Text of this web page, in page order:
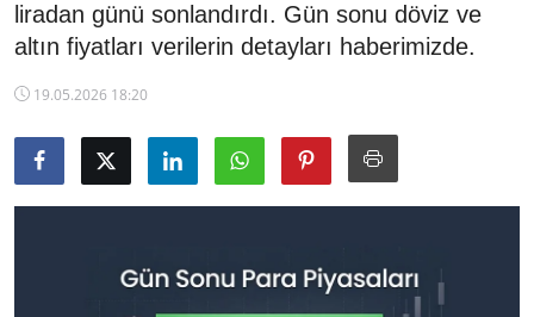
Kapalı Çarşı
Şirket Haberleri
liradan günü sonlandırdı. Gün sonu döviz ve
altın fiyatları verilerin detayları haberimizde.
19.05.2026 18:20